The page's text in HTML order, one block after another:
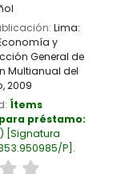
Lima:
y
General de
Multianual del
2009
Ítems
préstamo:
Signatura
P .